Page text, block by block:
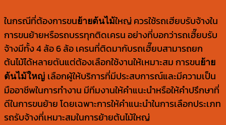
ในกรณีที่ต้องการขนย้ายต้นไม้ใหญ่ ควรใช้รถเฮียบรับจ้างใน
การขนย้ายหรือรถบรรทุกติดเครน อย่างที่บอกว่ารถเฮี๊ยบรับ
จ้างมีทั้ง 4 ล้อ 6 ล้อ เครนที่ติดมากับรถเฮี๊ยบสามารถยก
ต้นไม้ได้หลายตันแต่ต้องเลือกใช้งานให้เหมาะสม การขนย้าย
ต้นไม้ใหญ่ เลือกผู้ให้บริการที่มีประสบการณ์และมีความเป็น
มืออาชีพในการทำงาน มีทีมงานให้คำแนะนำหรือให้คำปรึกษาที่
ดีในการขนย้าย โดยเฉพาะการให้คำแนะนำในการเลือกประเภท
รถรับจ้างที่เหมาะสมในการย้ายต้นไม้ใหญ่